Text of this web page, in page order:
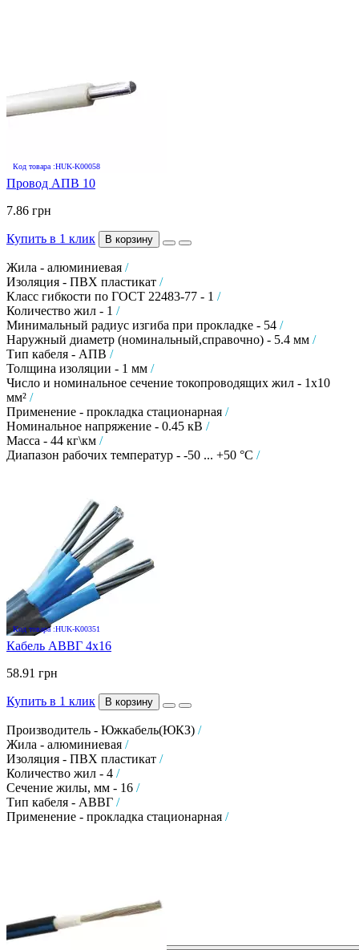
Код товара :HUK-K00058
Провод АПВ 10
7.86 грн
Купить в 1 клик В корзину
Жила - алюминиевая /
Изоляция - ПВХ пластикат /
Класс гибкости по ГОСТ 22483-77 - 1 /
Количество жил - 1 /
Минимальный радиус изгиба при прокладке - 54 /
Наружный диаметр (номинальный,справочно) - 5.4 мм /
Тип кабеля - АПВ /
Толщина изоляции - 1 мм /
Число и номинальное сечение токопроводящих жил - 1х10
мм² /
Применение - прокладка стационарная /
Номинальное напряжение - 0.45 кВ /
Масса - 44 кг\км /
Диапазон рабочих температур - -50 ... +50 °C /
Код товара :HUK-K00351
Кабель АВВГ 4х16
58.91 грн
Купить в 1 клик В корзину
Производитель - Южкабель(ЮКЗ) /
Жила - алюминиевая /
Изоляция - ПВХ пластикат /
Количество жил - 4 /
Сечение жилы, мм - 16 /
Тип кабеля - АВВГ /
Применение - прокладка стационарная /